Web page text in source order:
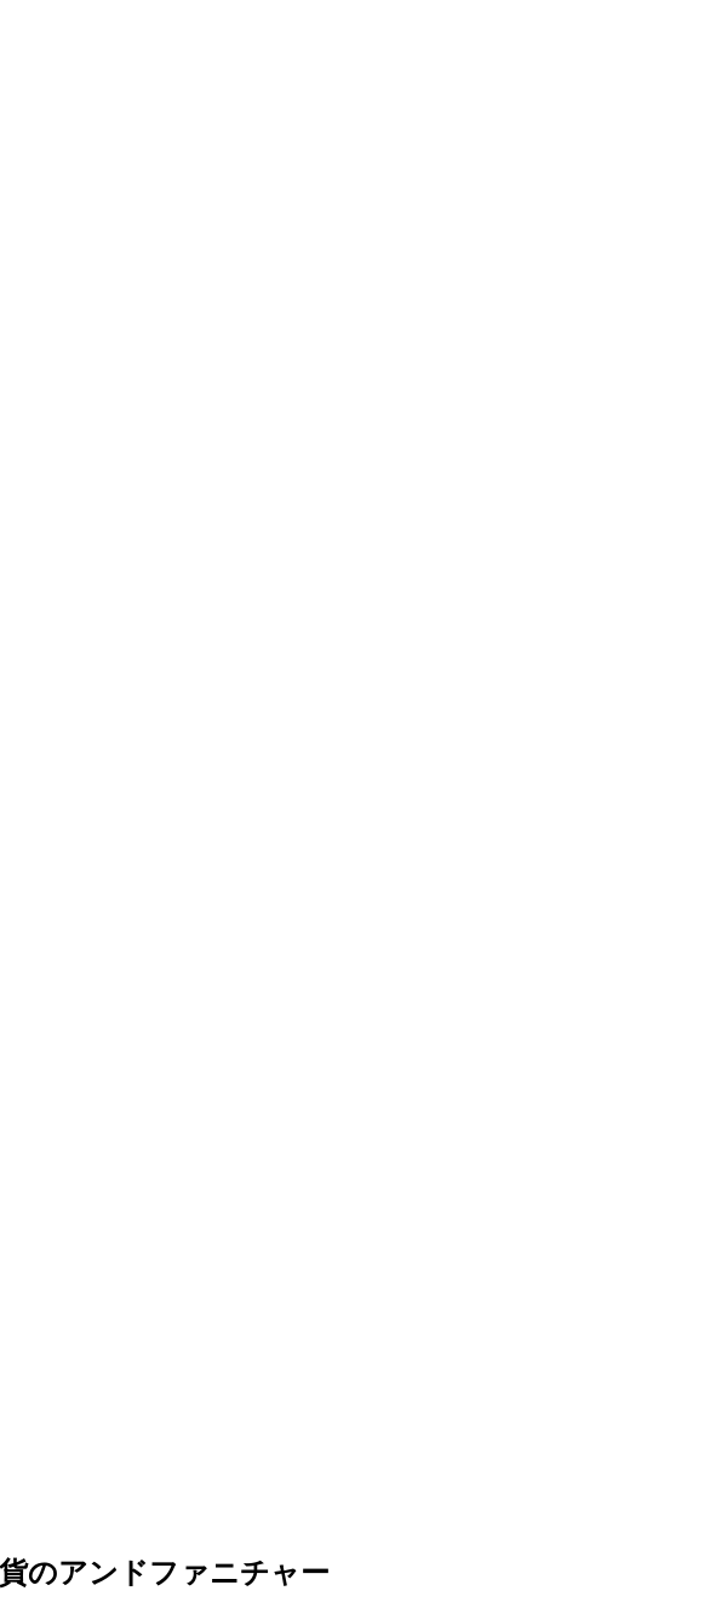
のアンドファニチャー